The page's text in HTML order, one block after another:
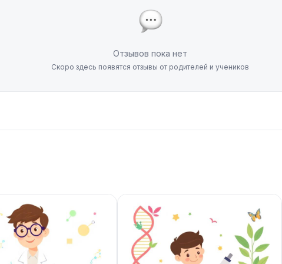
Отзывов пока нет
Скоро здесь появятся отзывы от родителей и учеников